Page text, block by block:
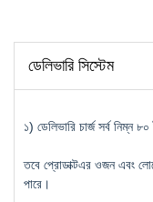
ডেলিভারি সিস্টেম
১) ডেলিভারি চার্জ সর্ব নিম্ন ৮০
তবে প্রোডাক্টএর ওজন এবং
পারে।